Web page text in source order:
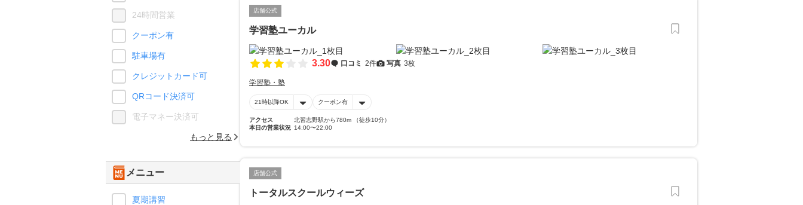
店舗公式
学習塾ユーカル
3.30 口コミ 2件 写真 3枚
学習塾・塾
21時以降OK クーポン有
アクセス
北習志野駅から780m （徒歩10分）
本日の営業状況 14:00〜22:00
店舗公式
トータルスクールウィーズ
24時間営業
クーポン有
駐車場有
クレジットカード可
QRコード決済可
電子マネー決済可
もっと見る
メニュー
夏期講習